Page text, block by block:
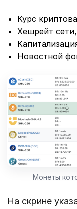
Курс
Хешрейт сети,
Новостной
Монеты
На скрине